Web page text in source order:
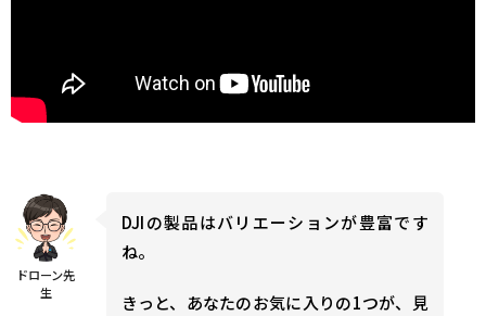
ドローン先
生
DJIの製品はバリエーションが豊富です
ね。
きっと、あなたのお気に入りの1つが、見